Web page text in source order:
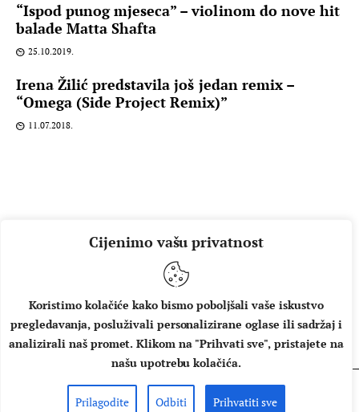
Cijenimo vašu privatnost
Koristimo kolačiće kako bismo poboljšali vaše iskustvo
pregledavanja, posluživali personalizirane oglase ili sadržaj i
analizirali naš promet. Klikom na "Prihvati sve", pristajete na
našu upotrebu kolačića.
Prilagodite Odbiti Prihvatiti sve
“Ispod punog mjeseca” – violinom do nove hit
balade Matta Shafta
25.10.2019.
Irena Žilić predstavila još jedan remix –
“Omega (Side Project Remix)”
11.07.2018.
O NAMA IMPRESSUM UVJETI KORIŠTENJA
Copyright © 2026 Music Box - All rights reserved.